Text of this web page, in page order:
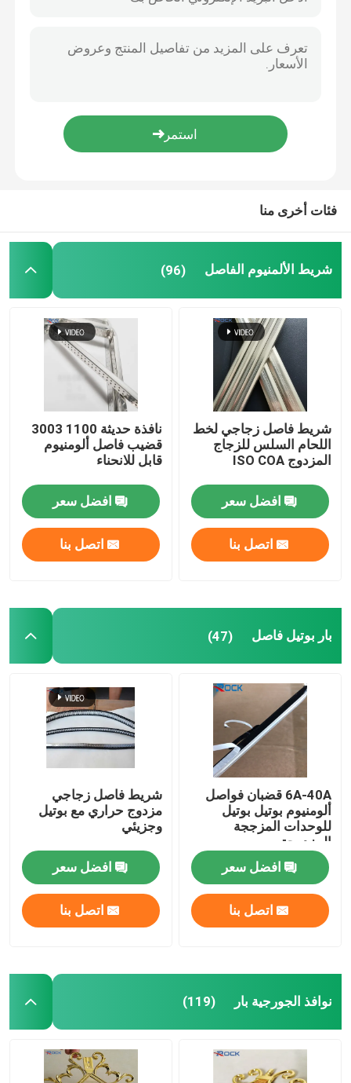
نوافذ الجورجية بار
شريط فاصل الحافة الدافئة
وسادة الفلين
موصل زاوية بلاستيك
آلة ثني الألومنيوم
ملحقات الزجاج المزودة
ملحقات زجاجية أخرى
مسمار التوسيع
فئات أخرى منا
شريط الألمنيوم الفاصل (96)
شريط فاصل زجاجي لخط
اللحام السلس للزجاج
المزدوج ISO COA
افضل سعر
اتصل بنا
نافذة حديثة 1100 3003
قضيب فاصل ألومنيوم
قابل للانحناء
افضل سعر
اتصل بنا
بار بوتيل فاصل (47)
6A-40A قضبان فواصل
ألومنيوم بوتيل بوتيل
للوحدات المزججة
المزدوجة
افضل سعر
اتصل بنا
شريط فاصل زجاجي
مزدوج حراري مع بوتيل
وجزيئي
افضل سعر
اتصل بنا
نوافذ الجورجية بار (119)